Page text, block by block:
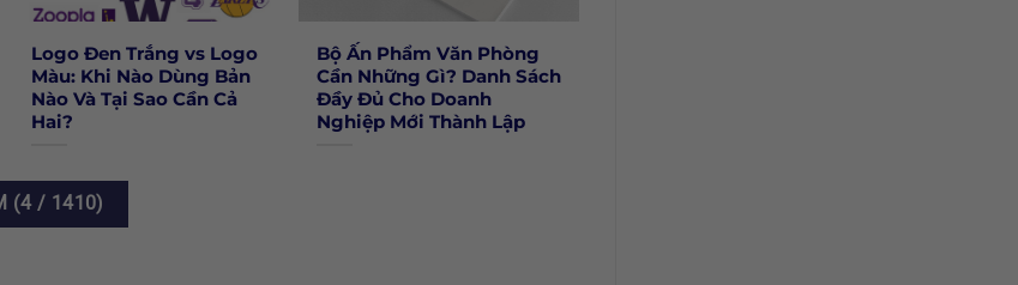
Logo Đen Trắng vs Logo
Màu: Khi Nào Dùng Bản
Nào Và Tại Sao Cần Cả
Hai?
Bộ Ấn Phẩm Văn Phòng
Cần Những Gì? Danh Sách
Đầy Đủ Cho Doanh
Nghiệp Mới Thành Lập
(4 / 1410)